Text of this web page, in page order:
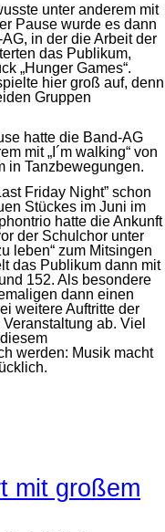
unter anderem mit
Pause wurde es dann
in der die Arbeit der
das Publikum,
„Hunger Games“.
hier groß auf, denn
Gruppen
hatte die Band-AG
mit „I´m walking“ von
in Tanzbewegungen.
Friday Night” schon
Stückes im Juni im
hatte die Ankunft
der Schulchor unter
leben“ zum Mitsingen
das Publikum dann mit
152. Als besondere
dann einen
weitere Auftritte der
ab. Viel
werden: Musik macht
mit großem